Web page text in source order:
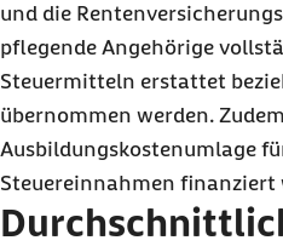
und die
pflegende Angehörige
Steuermitteln erstattet
übernommen werden.
Ausbildungskostenumlage
Steuereinnahmen finanziert